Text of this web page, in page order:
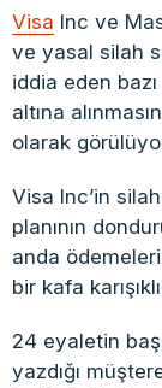
Visa Inc ve
ve yasal silah
iddia eden
altına
olarak
Visa Inc’in
planının
anda
bir kafa
24 eyaletin
yazdığı